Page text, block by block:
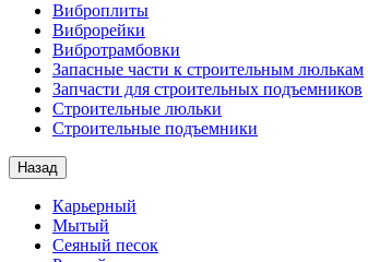
Виброплиты
Виброрейки
Вибротрамбовки
Запасные части к строительным люлькам
Запчасти для строительных подъемников
Строительные люльки
Строительные подъемники
Назад
Карьерный
Мытый
Сеяный песок